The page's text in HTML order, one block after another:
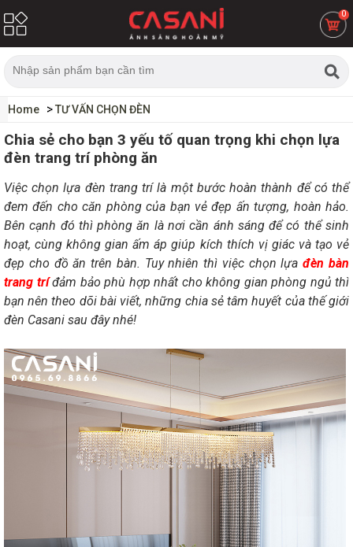
0
Home TƯ VẤN CHỌN ĐÈN
Chia sẻ cho bạn 3 yếu tố quan trọng khi chọn lựa
đèn trang trí phòng ăn
Việc chọn lựa đèn trang trí là một bước hoàn thành để có thể
đem đến cho căn phòng của bạn vẻ đẹp ấn tượng, hoàn hảo.
Bên cạnh đó thì phòng ăn là nơi cần ánh sáng để có thể sinh
hoạt, cùng không gian ấm áp giúp kích thích vị giác và tạo vẻ
đẹp cho đồ ăn trên bàn. Tuy nhiên thì việc chọn lựađèn bàn
trang tríđảm bảo phù hợp nhất cho không gian phòng ngủ thì
bạn nên theo dõi bài viết, những chia sẻ tâm huyết của thế giới
đèn Casani sau đây nhé!